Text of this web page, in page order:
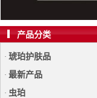
产品分类
· 琥珀护肤品
· 最新产品
· 虫珀